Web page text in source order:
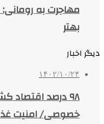
مهاجرت به
بهتر
دیگر اخبار
۱۴۰۲/۱۰/۲۴
۹۸ درصد
خصوصی/ امنیت